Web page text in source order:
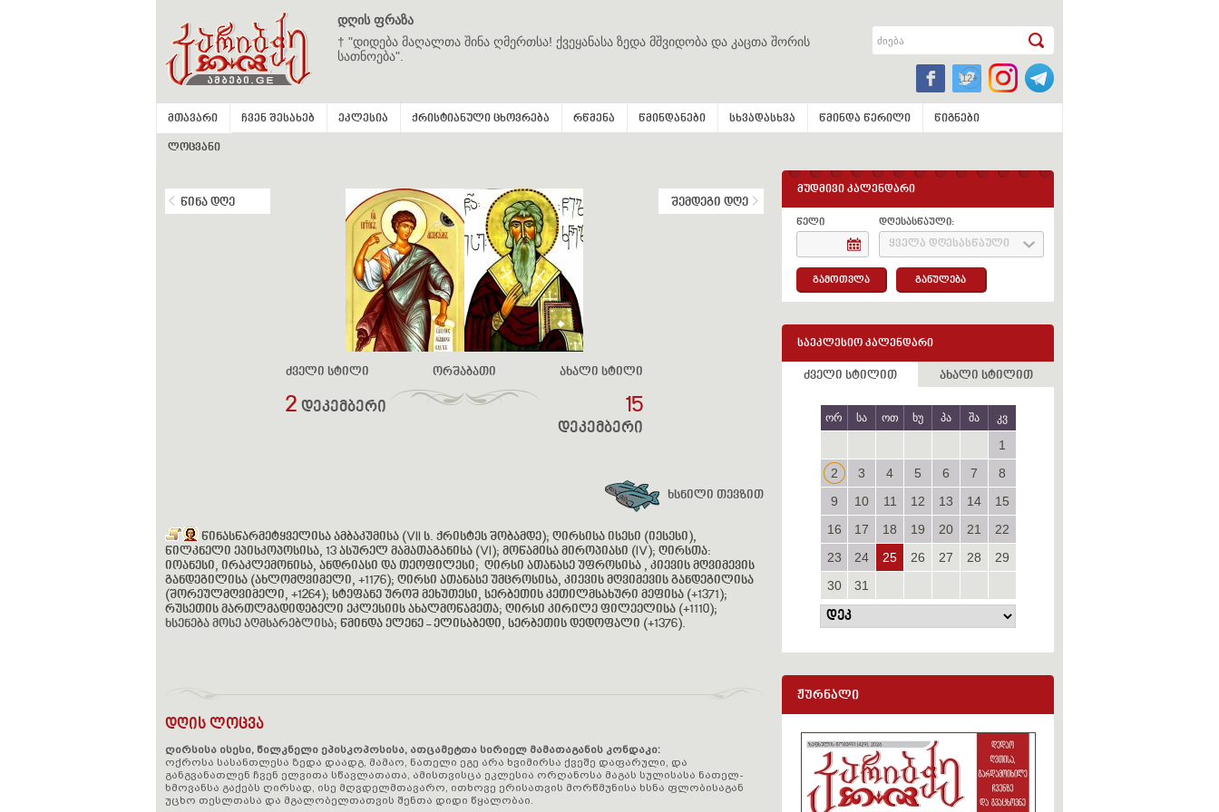
დღის ფრაზა
† "დიდება მაღალთა შინა ღმერთსა! ქვეყანასა ზედა მშვიდობა და კაცთა შორის
სათნოება".
მთავარი ჩვენ შესახებ ეკლესია ქრისტიანული ცხოვრება რწმენა წმინდანები სხვადასხვა წმინდა წერილი წიგნები
ლოცვანი
წინა დღე შემდეგი დღე
ძველი სტილი
2 დეკემბერი
ორშაბათი ახალი სტილი
15
დეკემბერი
ხსნილი თევზით
წინასწარმეტყველისა ამბაკუმისა (VII ს. ქრისტეს შობამდე); ღირსისა ისესი (იესესი),
წილკნელი ეპისკოპოსისა, 13 ასურელ მამათაგანისა (VI); მოწამისა მიროპიასი (IV); ღირსთა:
იოანესი, ირაკლემონისა, ანდრიასი და თეოფილესი; ღირსი ათანასე უფროსისა , კიევის მღვიმევის
განდეგილისა (ახლომღვიმელი, +1176); ღირსი ათანასე უმცროსისა, კიევის მღვიმევის განდეგილისა
(შორეულმღვიმელი, +1264); სტეფანე უროშ მეხუთესი, სერბეთის კეთილმსახური მეფისა (+1371);
რუსეთის მართლმადიდებელი ეკლესიის ახალმოწამეთა; ღირსი კირილე ფილეელისა (+1110);
ხსენება მოსე აღმსარებლისა; წმინდა ელენე - ელისაბედი, სერბეთის დედოფალი (+1376).
დღის ლოცვა
ღირსისა ისესი, წილკნელი ეპისკოპოსისა, ათცამეტთა სირიელ მამათაგანის კონდაკი:
ოქროსა სასანთლესა ზედა დაადგ, მამაო, ნათელი ეგე არა ხვიმირსა ქვეშე დაფარული, და
განგვანათლენ ჩვენ ელვითა სწავლათათა, ამისთვისცა ეკლესია ორღანოსა მაგას სულისასა ნათელ-
ხმოვანსა გაქებს ღირსად, ისე მღვდელმთავარო, ითხოვე ერისათვის მორწმუნისა ხსნა ფლობისაგან
უცხო თესლთასა და მგალობელთათვის შენთა დიდი წყალობაი.
მუდმივი კალენდარი
წელი დღესასწაული:
ყველა დღესასწაული
გამოთვლა განულება
საეკლესიო კალენდარი
ძველი სტილით ახალი სტილით
ორ სა ოთ ხუ პა შა კვ
1
2
3 4 5 6 7
8
9
10 11 12 13 14
15
16
17 18 19 20 21
22
23
24 25 26 27 28
29
30
31
ჟურნალი